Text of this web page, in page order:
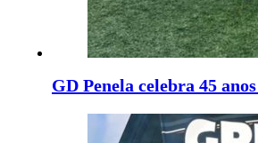
GD Penela celebra 45